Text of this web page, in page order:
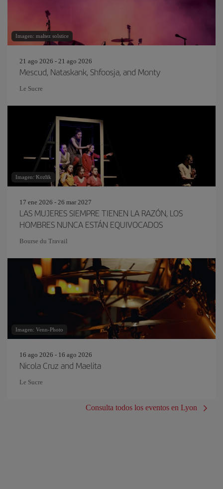
Imagen: maltez solstice
21 ago 2026 - 21 ago 2026
Mescud, Nataskank, Shfoosja, and Monty
Le Sucre
Imagen: Kozlik
17 ene 2026 - 26 mar 2027
LAS MUJERES SIEMPRE TIENEN LA RAZÓN, LOS
HOMBRES NUNCA ESTÁN EQUIVOCADOS
Bourse du Travail
Imagen: Venn-Photo
16 ago 2026 - 16 ago 2026
Nicola Cruz and Maelita
Le Sucre
Consulta todos los eventos en Lyon